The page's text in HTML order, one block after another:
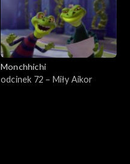
Monchhichi
odcinek 72 – Miły Aikor